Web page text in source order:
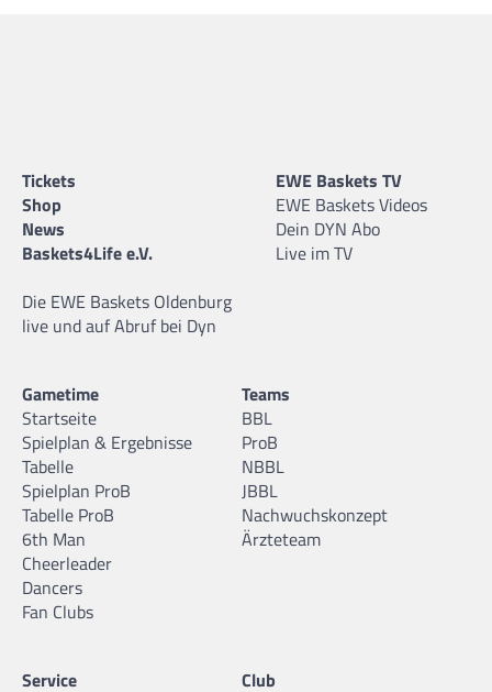
Tickets
Shop
News
Baskets4Life e.V.
Die EWE Baskets Oldenburg
live und auf Abruf bei Dyn
EWE Baskets TV
EWE Baskets Videos
Dein DYN Abo
Live im TV
Gametime
Startseite
Spielplan & Ergebnisse
Tabelle
Spielplan ProB
Tabelle ProB
6th Man
Cheerleader
Dancers
Fan Clubs
Teams
BBL
ProB
NBBL
JBBL
Nachwuchskonzept
Ärzteteam
Service
Club